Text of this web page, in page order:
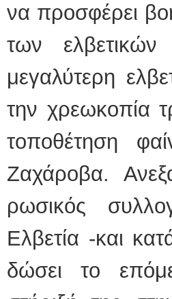
να προσφέρει
των
μεγαλύτερη
την χρεωκοπία
τοποθέτηση
Ζαχάροβα.
ρωσικός
Ελβετία -και
δώσει το